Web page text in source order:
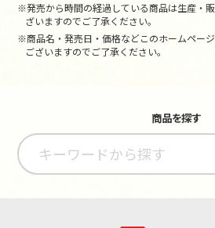
※発売から時間の経過している商品は生産・
ざいますのでご了承ください。
※商品名・発売日・価格などこのホームペー
ございますのでご了承ください。
商品を探す